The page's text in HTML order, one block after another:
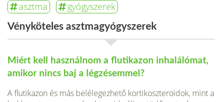
asztma gyógyszerek
Vényköteles asztmagyógyszerek
Miért kell használnom a flutikazon inhalálómat,
amikor nincs baj a légzésemmel?
A flutikazon és más belélegezhető kortikoszteroidok, mint a